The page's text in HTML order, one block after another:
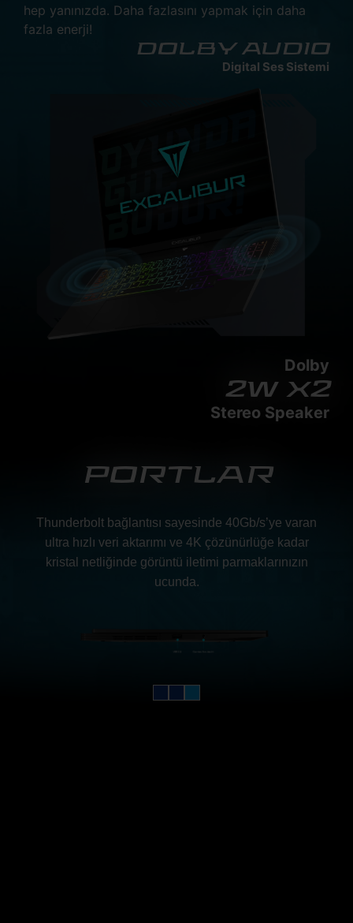
hep yanınızda. Daha fazlasını yapmak için daha
fazla enerji!
DOLBY AUDIO
Digital Ses Sistemi
Dolby
2w x2
Stereo Speaker
PORTLAR
Thunderbolt bağlantısı sayesinde 40Gb/s’ye varan
ultra hızlı veri aktarımı ve 4K çözünürlüğe kadar
kristal netliğinde görüntü iletimi parmaklarınızın
ucunda.